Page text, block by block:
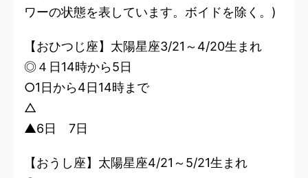
ワーの状態を表しています。ボイドを除く。)
【おひつじ座】太陽星座3/21～4/20生まれ
◎４日14時から5日
○1日から4日14時まで
△
▲6日 7日
【おうし座】太陽星座4/21～5/21生まれ